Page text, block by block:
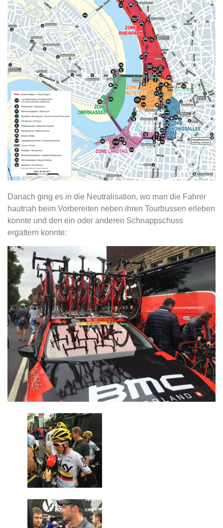
Danach ging es in die Neutralisation, wo man die Fahrer
hautnah beim Vorbereiten neben ihren Tourbussen erleben
konnte und den ein oder anderen Schnappschuss
ergattern konnte: